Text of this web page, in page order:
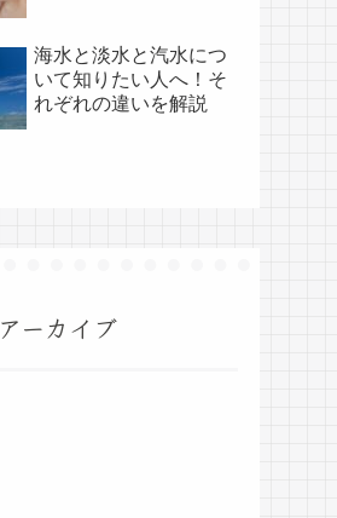
海水と淡水と汽水につ
いて知りたい人へ！そ
れぞれの違いを解説
アーカイブ